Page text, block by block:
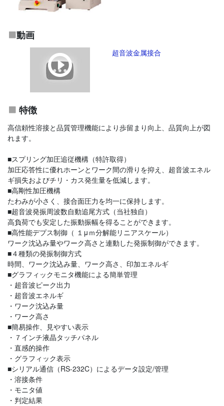
動画
超音波金属接合
特徴
高信頼性溶接と品質管理機能により歩留まり向上、品質向上が図
れます。
■スプリング加圧追従機構（特許取得）
加圧応答性に優れホーンとワーク間の滑りを抑え、超音波エネル
ギ損失およびチリ・カス発生量を低減します。
■高剛性加圧機構
たわみが小さく、接合面圧力を均一に保持します。
■超音波発振周波数自動追尾方式（当社独自）
高負荷でも安定した振動振幅を得ることができます。
■高性能デプス制御（ １μｍ分解能リニアスケール）
ワーク沈込み量やワーク高さと連動した発振制御ができます。
■４種類の発振制御方式
時間、ワーク沈込み量、ワーク高さ、印加エネルギ
■グラフィックモニタ機能による簡単管理
・超音波ピーク出力
・超音波エネルギ
・ワーク沈込み量
・ワーク高さ
■簡易操作、見やすい表示
・７インチ液晶タッチパネル
・直感的操作
・グラフィック表示
■シリアル通信（RS-232C）によるデータ設定/管理
・溶接条件
・モニタ値
・判定結果